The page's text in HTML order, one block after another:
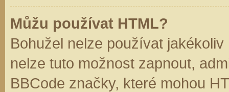
Můžu používat HTML?
Bohužel nelze používat
nelze tuto možnost zapnout,
BBCode značky, které mohou